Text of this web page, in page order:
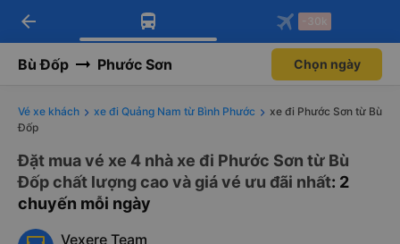
Tải app Vexere ngay!
Nhận ưu đãi thành viên độc
Mở app
Tải app Vexere
-30k/ghế khi đặt vé máy bay qua
Mở app
arrow_back -30k
Bù Đốp Phước Sơn Chọn ngày
Vé xe khách xe đi Quảng Nam từ Bình Phước
xe đi Phước Sơn từ Bù
Đốp
Đặt mua vé xe 4 nhà xe đi Phước Sơn từ Bù
Đốp chất lượng cao và giá vé ưu đãi nhất: 2
chuyến mỗi ngày
Vexere Team